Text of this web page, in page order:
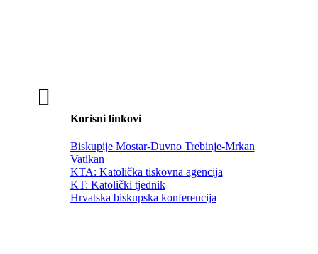

Korisni linkovi
Biskupije Mostar-Duvno Trebinje-Mrkan
Vatikan
KTA: Katolička tiskovna agencija
KT: Katolički tjednik
Hrvatska biskupska konferencija